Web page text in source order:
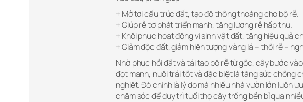
+ Mở tơi cấu trúc đất, tạo độ thông thoáng cho bộ rễ.
+ Giúp rễ tơ phát triển mạnh, tăng lượng rễ hấp thu.
+ Khôi phục hoạt động vi sinh vật đất, tăng hiệu quả
+ Giảm độc đất, giảm hiện tượng vàng lá – thối rễ –
Nhờ phục hồi đất và tái tạo bộ rễ từ gốc, cây bước
đọt mạnh, nuôi trái tốt và đặc biệt là tăng sức chống
nghiệt. Đó chính là lý do mà nhiều nhà vườn lớn luôn
chăm sóc để duy trì tuổi thọ cây trồng bền bỉ qua